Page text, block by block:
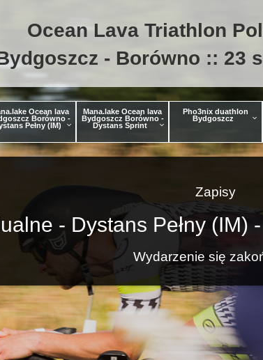
Ocean Lava Triathlon
- Borówno :: 23
Ocean lava
Borówno -
Pełny (IM)
Mana.lake Ocean lava
Bydgoszcz Borówno -
Dystans Sprint
Pho3nix duathlon
Bydgoszcz
Zapisy
- Dystans Pełny (IM)
Wydarzenie się